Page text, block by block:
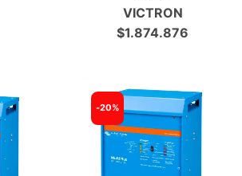
VICTRON
$1.874.876
-20%